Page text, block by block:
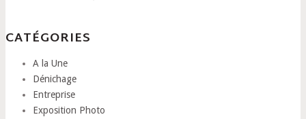
CATÉGORIES
A la Une
Dénichage
Entreprise
Exposition Photo